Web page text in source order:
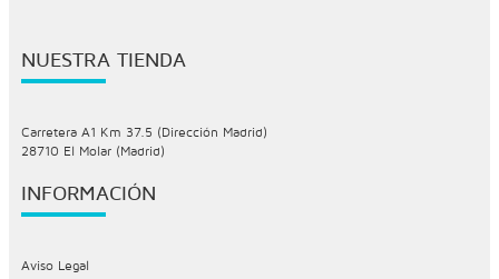
NUESTRA TIENDA
Carretera A1 Km 37.5 (Dirección Madrid)
28710 El Molar (Madrid)
INFORMACIÓN
Aviso Legal